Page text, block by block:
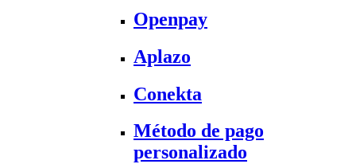
Openpay
Aplazo
Conekta
Método de pago
personalizado